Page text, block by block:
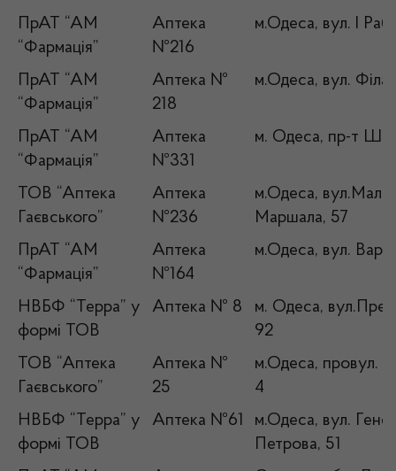
ПрАТ “АМ
“Фармація”
Аптека
№216
м.Одеса, вул. І
ПрАТ “АМ
“Фармація”
Аптека №
218
м.Одеса, вул.
ПрАТ “АМ
“Фармація”
Аптека
№331
м. Одеса, пр-т
ТОВ “Аптека
Гаєвського”
Аптека
№236
м.Одеса,
Маршала, 57
ПрАТ “АМ
“Фармація”
Аптека
№164
м.Одеса, вул.
НВБФ “Терра” у
формі ТОВ
Аптека № 8
м. Одеса,
92
ТОВ “Аптека
Гаєвського”
Аптека №
25
м.Одеса, провул.
4
НВБФ “Терра” у
формі ТОВ
Аптека №61
м.Одеса, вул.
Петрова, 51